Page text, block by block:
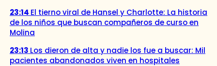
23:14 El tierno viral de Hansel y Charlotte: La historia
de los niños que buscan compañeros de curso en
Molina
23:13 Los dieron de alta y nadie los fue a buscar: Mil
pacientes abandonados viven en hospitales